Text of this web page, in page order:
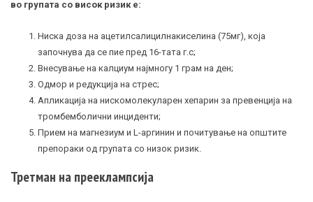
во групата со висок ризик е:
Ниска доза на ацетилсалицилнакиселина (75мг), која
започнува да се пие пред 16-тата г.с;
Внесување на калциум најмногу 1 грам на ден;
Одмор и редукција на стрес;
Апликација на нискомолекуларен хепарин за превенција на
тромбемболични инциденти;
Прием на магнезиум и L-аргинин и почитување на општите
препораки од групата со низок ризик.
Третман на прееклампсија